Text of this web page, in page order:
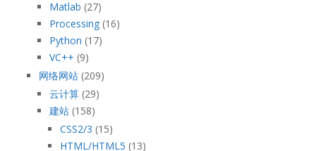
Matlab (27)
Processing (16)
Python (17)
VC++ (9)
网络网站 (209)
云计算 (29)
建站 (158)
CSS2/3 (15)
HTML/HTML5 (13)